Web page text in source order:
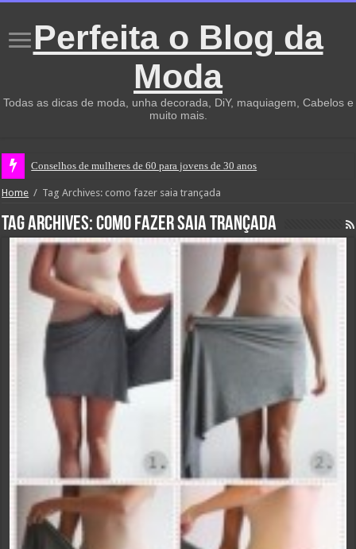
Perfeita o Blog da
Moda
Todas as dicas de moda, unha decorada, DiY, maquiagem, Cabelos e
muito mais.
Conselhos de mulheres de 60 para jovens de 30 anos
Home / Tag Archives: como fazer saia trançada
Tag Archives:como fazer saia trançada